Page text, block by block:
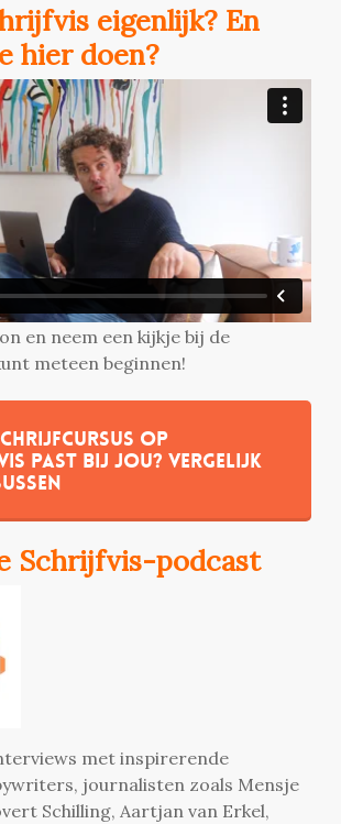
eigenlijk? En
hier doen?
en neem een kijkje bij de
meteen beginnen!
op
past bij jou? Vergelijk
Schrijfvis-podcast
met inspirerende
journalisten zoals Mensje
Schilling, Aartjan van Erkel,